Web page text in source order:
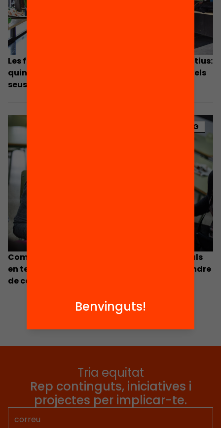
Les famílies en el paper de mediadors educatius:
quin suport poden donar a l’aprenentatge dels
seus fills durant el confinament?
BLOG
Com treballem les habilitats socioemocionals
en temps de pandèmia i què en podem aprendre
de cara al futur?
Tria equitat
Rep continguts, iniciatives i
projectes per implicar-te.
Benvinguts!